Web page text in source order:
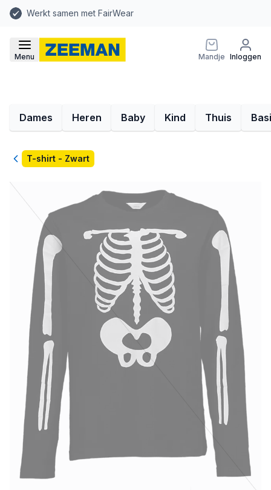
Werkt samen met FairWear
Menu Mandje Inloggen
Dames Heren Baby Kind Thuis
TerugT-shirt - Zwart